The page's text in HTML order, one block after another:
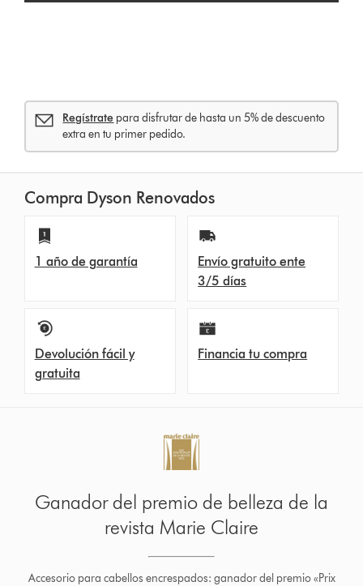
Regístrate para disfrutar de hasta un 5% de descuento
extra en tu primer pedido.
Compra Dyson Renovados
1 año de garantía
Envío gratuito ente
3/5 días
Devolución fácil y
gratuita
Financia tu compra
Ganador del premio de belleza de la
revista Marie Claire
Accesorio para cabellos encrespados: ganador del premio «Prix